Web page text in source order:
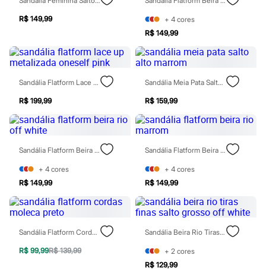
Moda esportiva
Acessórios
Bermudas
Calças
Calçados
Regatas
Moda íntima
Cuecas
Meias
Moda praia
Personagens
Blusas e Camisetas
Calças
Camisas
Casacos e Jaquetas
Jeans
Moda esportiva
Shorts e Bermudas
Todos os produtos
Infantil
Em alta
R$ 149,99 + 4 cores
R$ 149,99
Sandália Flatform Lace Up Metalizada Oneself Pink
R$ 199,99
Sandália Meia Pata Salto Alto Marrom
R$ 159,99
Sandália Flatform Beira Rio Off White
+ 4 cores
R$ 149,99
Sandália Flatform Beira Rio Marrom
+ 4 cores
R$ 149,99
Sandália Flatform Cordas Moleca Preto
R$ 99,99R$ 139,99
Sandália Beira Rio Tiras Finas Salto Grosso Off White
+ 2 cores
R$ 129,99